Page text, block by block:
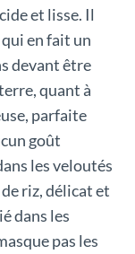
et lisse. Il
en fait un
devant être
quant à
parfaite
goût
les veloutés
de riz, délicat et
dans les
pas les